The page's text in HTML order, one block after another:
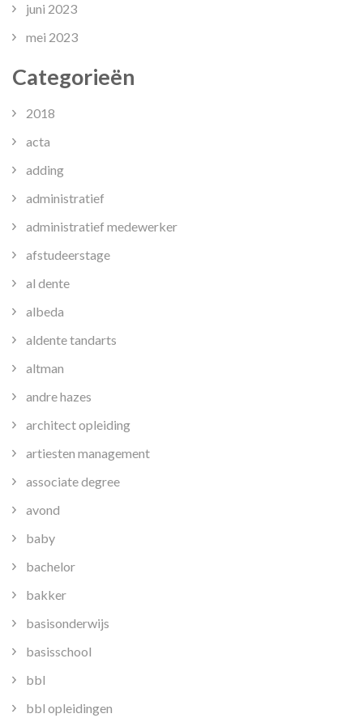
juni 2023
mei 2023
Categorieën
2018
acta
adding
administratief
administratief medewerker
afstudeerstage
al dente
albeda
aldente tandarts
altman
andre hazes
architect opleiding
artiesten management
associate degree
avond
baby
bachelor
bakker
basisonderwijs
basisschool
bbl
bbl opleidingen